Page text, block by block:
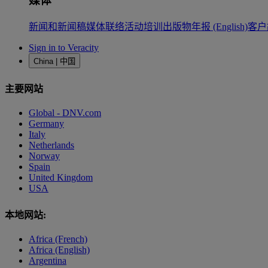
新闻和新闻稿媒体联络活动培训 出版物年报 (English)客
Sign in to Veracity
China | 中国
主要网站
Global - DNV.com
Germany
Italy
Netherlands
Norway
Spain
United Kingdom
USA
本地网站:
Africa (French)
Africa (English)
Argentina